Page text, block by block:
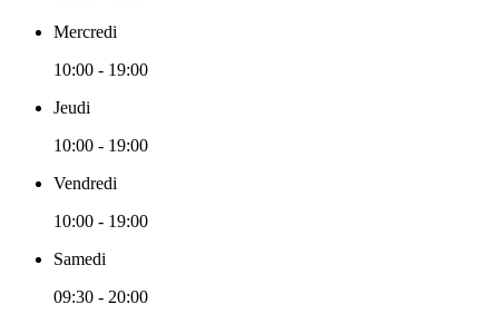
Mercredi
10:00 - 19:00
Jeudi
10:00 - 19:00
Vendredi
10:00 - 19:00
Samedi
09:30 - 20:00